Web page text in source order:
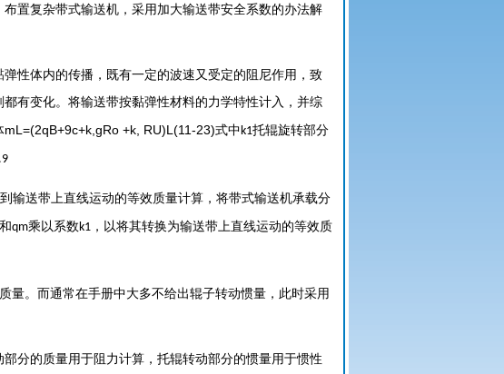
置复杂带式输送机，采用加大输送带安全系数的办法解
性体内的传播，既有一定的波速又受定的阻尼作用，致
有变化。将输送带按黏弹性材料的力学特性计入，并综
mL=(2qB+9c+k,gRo +k, RU)L(11-23)式中 k1托辊旋转部分
输送带上直线运动的等效质量计算，将带式输送机承载分
和qm乘以系数 k1 ，以将其转换为输送带上直线运动的等效质
量。而通常在手册中大多不给出辊子转动惯量，此时采用
分的质量用于阻力计算，托辊转动部分的惯量用于惯性